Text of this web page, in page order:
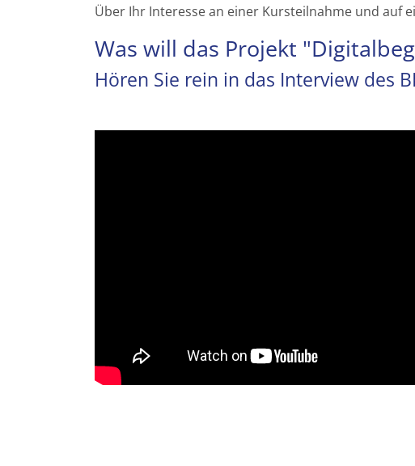
Über Ihr Interesse an einer Kursteilnahme und auf
Was will das Projekt
Hören Sie rein in das Interview des